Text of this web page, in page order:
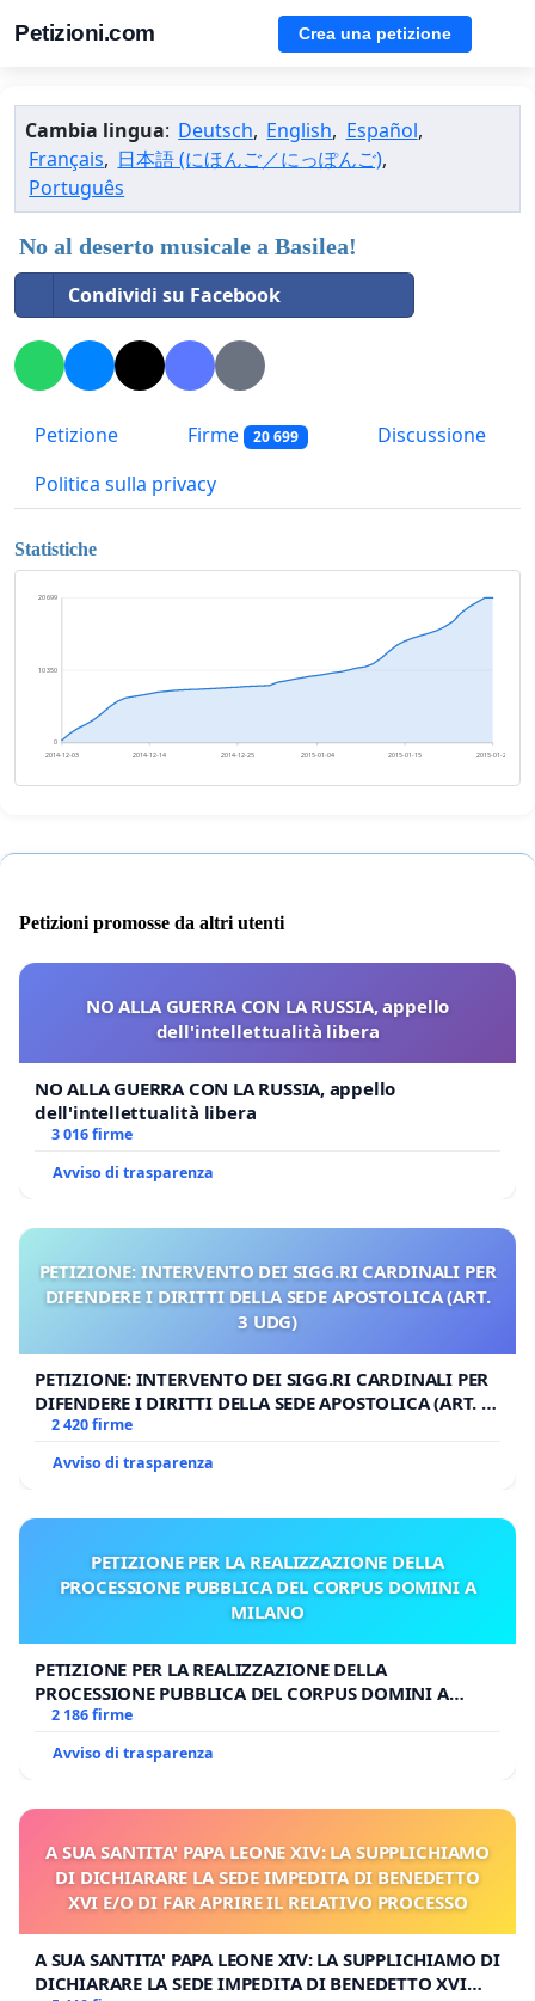
Petizioni.com Crea una petizione
Cambia lingua: Deutsch, English, Español,
Français, 日本語 (にほんご／にっぽんご),
Português
No al deserto musicale a Basilea!
Condividi su Facebook
Petizione Firme 20 699
Discussione
Politica sulla privacy
Statistiche
0
10 350
20 699
2014-12-03 2014-12-14 2014-12-25 2015-01-04 2015-01-15 2015-01-26
Petizioni promosse da altri utenti
NO ALLA GUERRA CON LA RUSSIA, appello
dell'intellettualità libera
NO ALLA GUERRA CON LA RUSSIA, appello
dell'intellettualità libera
3 016 firme
Avviso di trasparenza
PETIZIONE: INTERVENTO DEI SIGG.RI CARDINALI PER
DIFENDERE I DIRITTI DELLA SEDE APOSTOLICA (ART.
3 UDG)
PETIZIONE: INTERVENTO DEI SIGG.RI CARDINALI PER
DIFENDERE I DIRITTI DELLA SEDE APOSTOLICA (ART. 3
UDG)
2 420 firme
Avviso di trasparenza
PETIZIONE PER LA REALIZZAZIONE DELLA
PROCESSIONE PUBBLICA DEL CORPUS DOMINI A
MILANO
PETIZIONE PER LA REALIZZAZIONE DELLA
PROCESSIONE PUBBLICA DEL CORPUS DOMINI A
MILANO
2 186 firme
Avviso di trasparenza
A SUA SANTITA' PAPA LEONE XIV: LA SUPPLICHIAMO
DI DICHIARARE LA SEDE IMPEDITA DI BENEDETTO
XVI E/O DI FAR APRIRE IL RELATIVO PROCESSO
A SUA SANTITA' PAPA LEONE XIV: LA SUPPLICHIAMO DI
DICHIARARE LA SEDE IMPEDITA DI BENEDETTO XVI